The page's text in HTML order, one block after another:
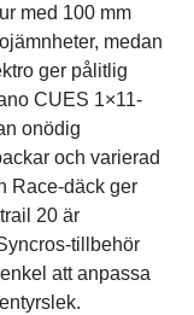
med 100 mm
medan
ger pålitlig
CUES 1×11-
onödig
och varierad
Race-däck ger
20 är
tillbehör
att anpassa